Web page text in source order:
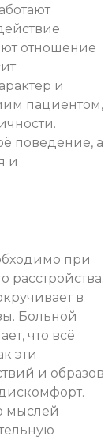
отношение
и
пациентом,
поведение, а
и
при
расстройства.
в
Больной
что всё
эти
и образов
мыслей